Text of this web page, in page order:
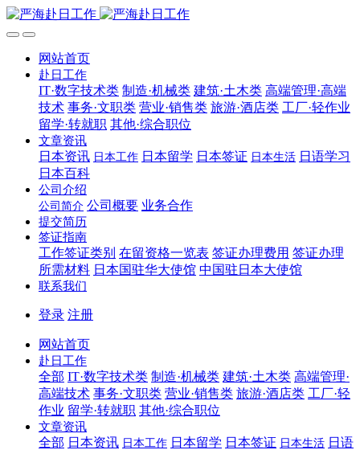
网站首页
赴日工作
IT·数字技术类 制造·机械类 建筑·土木类 高端管理·高端
技术 事务·文职类 营业·销售类 旅游·酒店类 工厂·轻作业
留学·转就职 其他·综合职位
文章资讯
日本资讯 日本工作 日本留学 日本签证 日本生活 日语学习
日本百科
公司介绍
公司简介 公司概要 业务合作
提交简历
签证指南
工作签证类别 在留资格一览表 签证办理费用 签证办理
所需材料 日本国驻华大使馆 中国驻日本大使馆
联系我们
登录 注册
网站首页
赴日工作
全部 IT·数字技术类 制造·机械类 建筑·土木类 高端管理·
高端技术 事务·文职类 营业·销售类 旅游·酒店类 工厂·轻
作业 留学·转就职 其他·综合职位
文章资讯
全部 日本资讯 日本工作 日本留学 日本签证 日本生活 日语